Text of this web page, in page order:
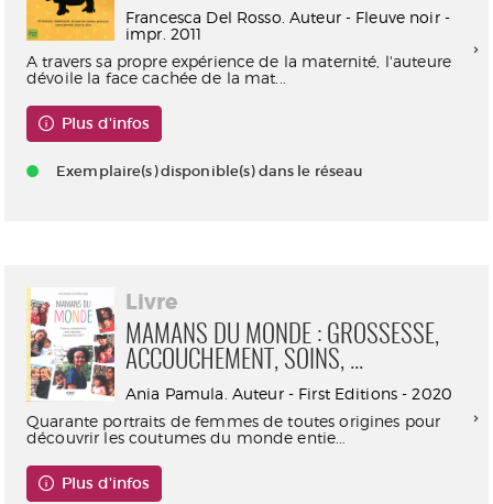
Francesca Del Rosso. Auteur - Fleuve noir -
impr. 2011
A travers sa propre expérience de la maternité, l'auteure
dévoile la face cachée de la mat...
Plus d'infos
Exemplaire(s) disponible(s) dans le réseau
Livre
MAMANS DU MONDE : GROSSESSE,
ACCOUCHEMENT, SOINS, ...
Ania Pamula. Auteur - First Editions - 2020
Quarante portraits de femmes de toutes origines pour
découvrir les coutumes du monde entie...
Plus d'infos